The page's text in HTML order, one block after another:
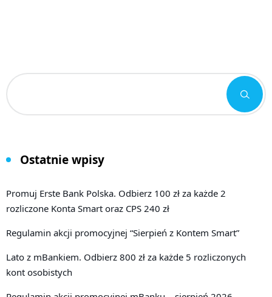
Ostatnie wpisy
Promuj Erste Bank Polska. Odbierz 100 zł za każde 2
rozliczone Konta Smart oraz CPS 240 zł
Regulamin akcji promocyjnej “Sierpień z Kontem Smart”
Lato z mBankiem. Odbierz 800 zł za każde 5 rozliczonych
kont osobistych